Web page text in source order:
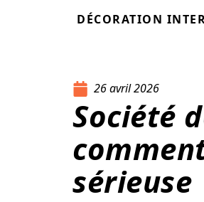
DÉCORATION
26 avril 2026
Société
sérieuse